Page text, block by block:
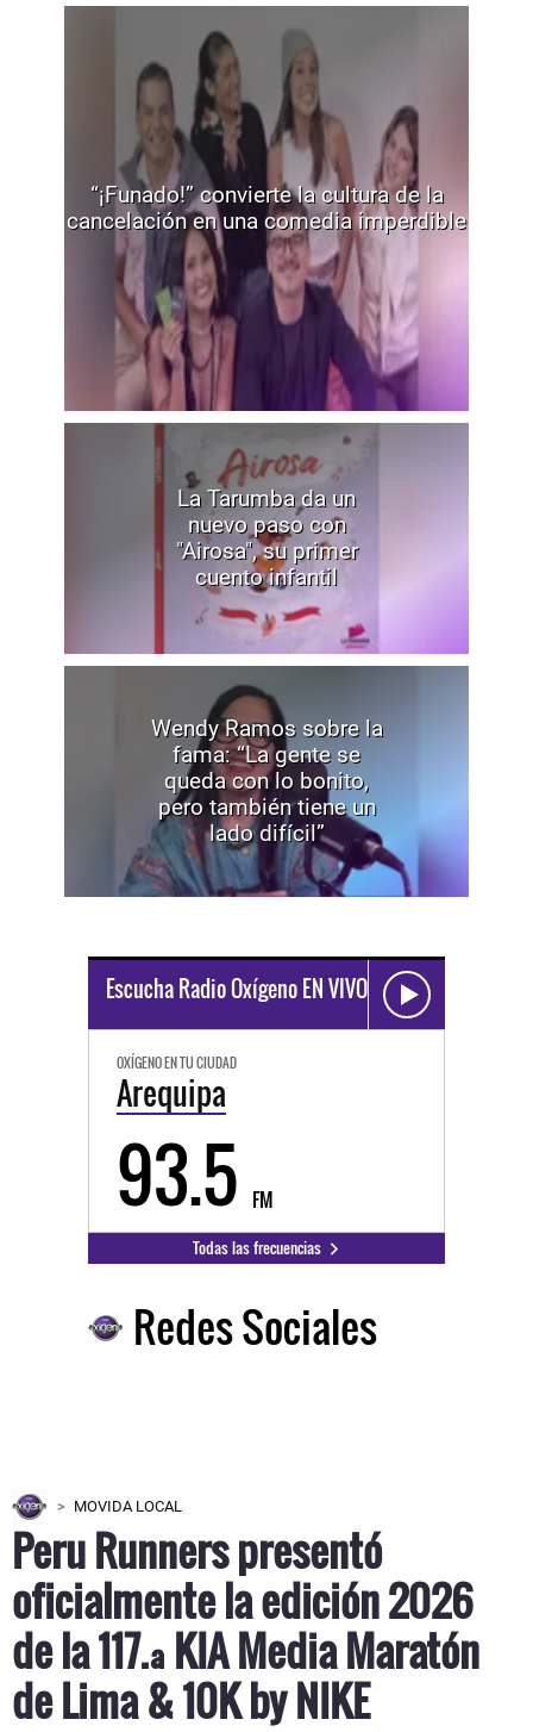
“¡Funado!” convierte la cultura de la
cancelación en una comedia imperdible
La Tarumba da un
nuevo paso con
"Airosa", su primer
cuento infantil
Wendy Ramos sobre la
fama: “La gente se
queda con lo bonito,
pero también tiene un
lado difícil”
Escucha Radio Oxígeno EN VIVO
OXÍGENO EN TU CIUDAD
Arequipa
93.5 FM
Todas las frecuencias
Redes Sociales
MOVIDA LOCAL
Peru Runners presentó
oficialmente la edición 2026
de la 117.ª KIA Media Maratón
de Lima & 10K by NIKE